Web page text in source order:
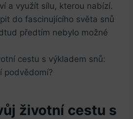
a využít sílu, kterou nabízí.
do fascinujícího světa snů
předtím nebylo možné
životní cestu s